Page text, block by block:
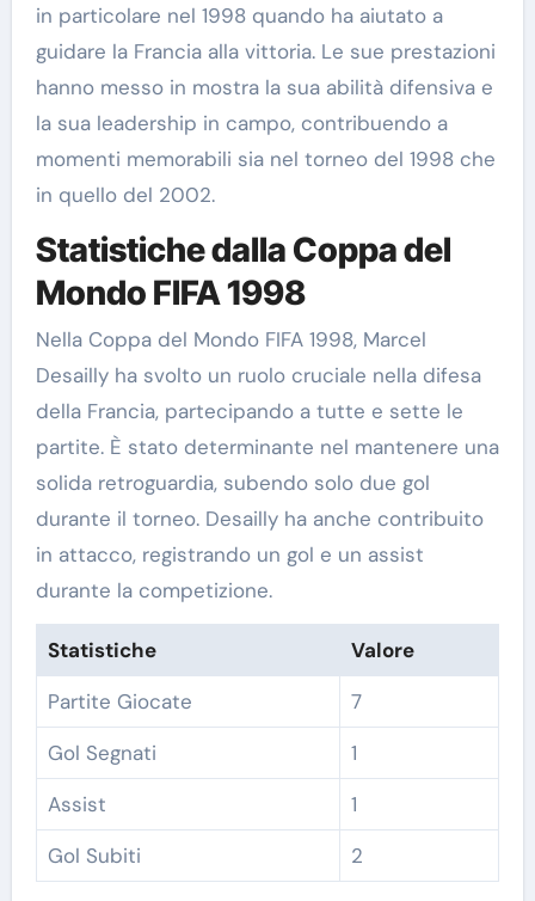
in particolare nel 1998 quando ha aiutato a
guidare la Francia alla vittoria. Le sue prestazioni
hanno messo in mostra la sua abilità difensiva e
la sua leadership in campo, contribuendo a
momenti memorabili sia nel torneo del 1998 che
in quello del 2002.
Statistiche dalla Coppa del
Mondo FIFA 1998
Nella Coppa del Mondo FIFA 1998, Marcel
Desailly ha svolto un ruolo cruciale nella difesa
della Francia, partecipando a tutte e sette le
partite. È stato determinante nel mantenere una
solida retroguardia, subendo solo due gol
durante il torneo. Desailly ha anche contribuito
in attacco, registrando un gol e un assist
durante la competizione.
Statistiche
Valore
Partite Giocate
7
Gol Segnati
1
Assist
1
Gol Subiti
2